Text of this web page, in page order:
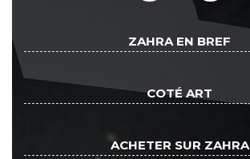
ZAHRA EN BREF
COTÉ ART
ACHETER SUR ZAHRA